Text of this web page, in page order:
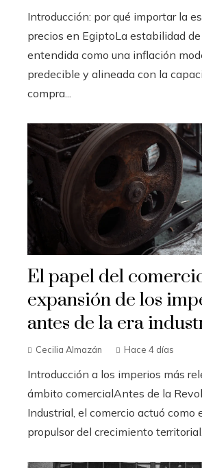
Introducción: por qué importar la
precios en EgiptoLa estabilidad
entendida como una inflación
predecible y alineada con la
compra...
El papel del
expansión de los
antes de la era
Cecilia Almazán Hace 4 días
Introducción a los imperios más
ámbito comercialAntes de la
Industrial, el comercio actuó como
propulsor del crecimiento